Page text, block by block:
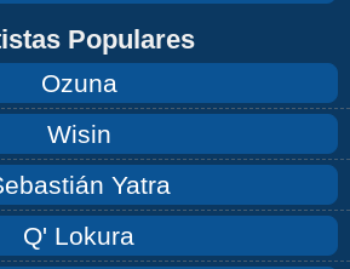
Populares
Ozuna
Wisin
Yatra
Q' Lokura